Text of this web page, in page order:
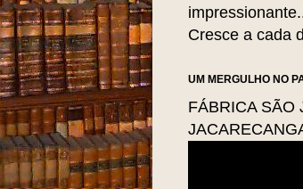
Cresce a cada
UM MERGULHO NO
FÁBRICA SÃO